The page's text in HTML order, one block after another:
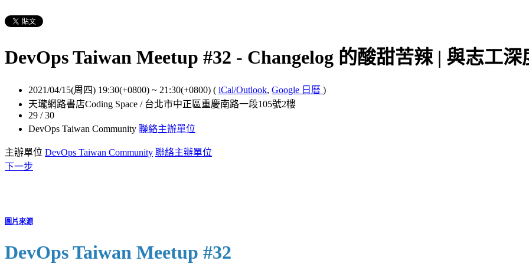
DevOps Taiwan Meetup #32 - Changelog 的酸甜苦辣 | 與志工
2021/04/15(周四) 19:30(+0800) ~ 21:30(+0800) ( iCal/Outlook, Google 日曆 )
天瓏網路書店Coding Space / 台北市中正區重慶南路一段105號2樓
29 / 30
DevOps Taiwan Community 聯絡主辦單位
主辦單位 DevOps Taiwan Community 聯絡主辦單位
下一步
圖片來源
DevOps Taiwan Meetup #32